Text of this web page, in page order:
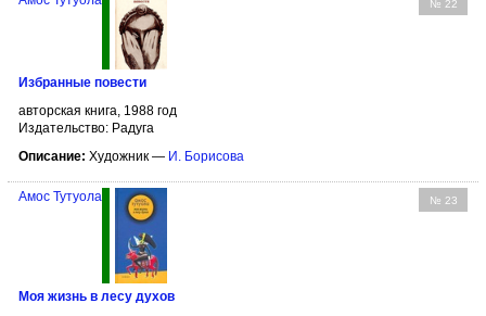
№ 22
Избранные повести
авторская книга, 1988 год
Издательство: Радуга
Описание: Художник — И. Борисова
№ 23
Амос Тутуола
Моя жизнь в лесу духов